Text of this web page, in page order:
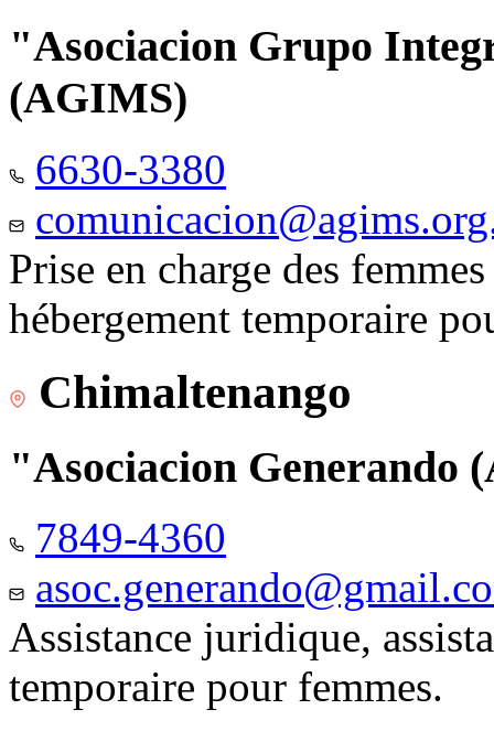
"Asociacion Grupo
(AGIMS)
6630-3380
Prise en charge des
hébergement temporaire
Chimaltenango
"Asociacion Generando
7849-4360
Assistance juridique,
temporaire pour femmes.